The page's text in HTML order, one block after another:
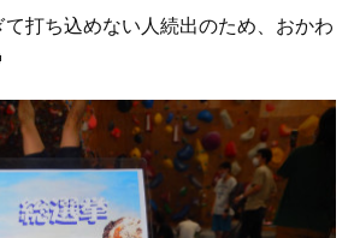
打ち込めない人続出のため、おかわ